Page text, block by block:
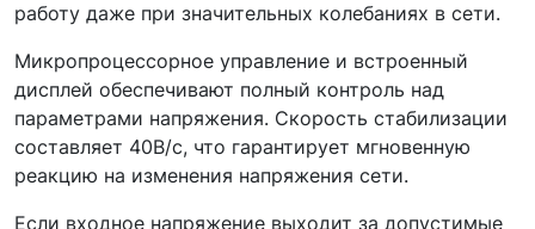
работу даже при значительных колебаниях в сети.
Микропроцессорное управление и встроенный
дисплей обеспечивают полный контроль над
параметрами напряжения. Скорость стабилизации
составляет 40В/с, что гарантирует мгновенную
реакцию на изменения напряжения сети.
Если входное напряжение выходит за допустимые